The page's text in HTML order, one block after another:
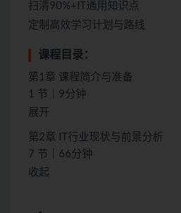
扫清90%+IT通用知识点
定制高效学习计划与路线
课程目录：
第1章 课程简介与准备
1 节｜9分钟
展开
第2章 IT行业现状与前景分析
7 节｜66分钟
收起